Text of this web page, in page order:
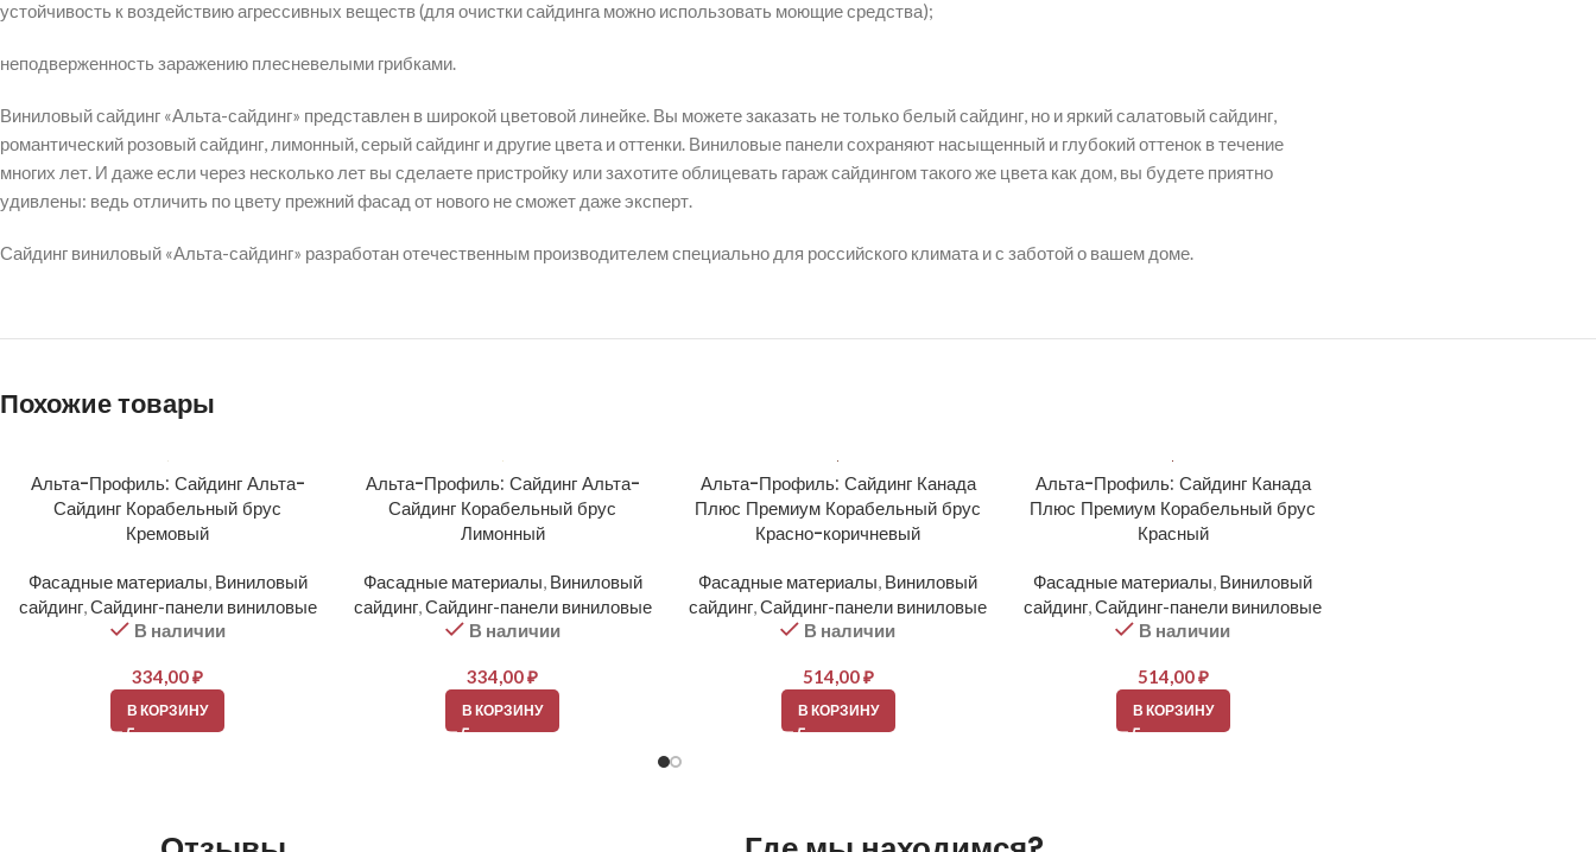
устойчивость к воздействию агрессивных веществ (для очистки сайдинга можно использовать моющие средства);
неподверженность заражению плесневелыми грибками.
Виниловый сайдинг «Альта-сайдинг» представлен в широкой цветовой линейке. Вы можете заказать не только белый сайдинг, но и яркий салатовый сайдинг,
романтический розовый сайдинг, лимонный, серый сайдинг и другие цвета и оттенки. Виниловые панели сохраняют насыщенный и глубокий оттенок в течение
многих лет. И даже если через несколько лет вы сделаете пристройку или захотите облицевать гараж сайдингом такого же цвета как дом, вы будете приятно
удивлены: ведь отличить по цвету прежний фасад от нового не сможет даже эксперт.
Сайдинг виниловый «Альта-сайдинг» разработан отечественным производителем специально для российского климата и с заботой о вашем доме.
Похожие товары
Альта-Профиль: Сайдинг Альта-
Сайдинг Корабельный брус
Кремовый
Фасадные материалы, Виниловый
сайдинг,Сайдинг-панели виниловые
В наличии
334,00₽
В КОРЗИНУ
Альта-Профиль: Сайдинг Альта-
Сайдинг Корабельный брус
Лимонный
Фасадные материалы, Виниловый
сайдинг,Сайдинг-панели виниловые
В наличии
334,00₽
В КОРЗИНУ
Альта-Профиль: Сайдинг Канада
Плюс Премиум Корабельный брус
Красно-коричневый
Фасадные материалы, Виниловый
сайдинг,Сайдинг-панели виниловые
В наличии
514,00₽
В КОРЗИНУ
Альта-Профиль: Сайдинг Канада
Плюс Премиум Корабельный брус
Красный
Фасадные материалы, Виниловый
сайдинг,Сайдинг-панели виниловые
В наличии
514,00₽
В КОРЗИНУ